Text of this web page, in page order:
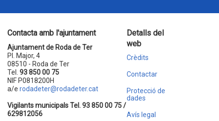
Contacta amb l'ajuntament
Ajuntament de Roda de Ter
Pl. Major, 4
08510 - Roda de Ter
Tel. 93 850 00 75
NIF P0818200H
a/e rodadeter@rodadeter.cat
Vigilants municipals Tel. 93 850 00 75 /
629812056
Detalls del
web
Crèdits
Contactar
Protecció de
dades
Avís legal